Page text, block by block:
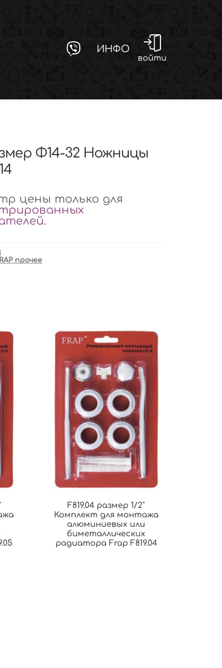
ИНФО
войти
Φ14-32 Ножницы
цены только для
.
прочее
F819.04 размер 1/2″
Комплект для монтажа
алюминиевых или
биметаллических
радиатора Frap F819.04